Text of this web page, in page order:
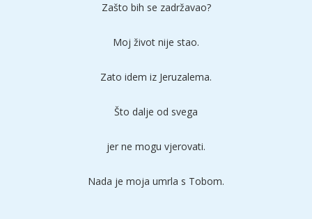
Zašto bih se zadržavao?
Moj život nije stao.
Zato idem iz Jeruzalema.
Što dalje od svega
jer ne mogu vjerovati.
Nada je moja umrla s Tobom.